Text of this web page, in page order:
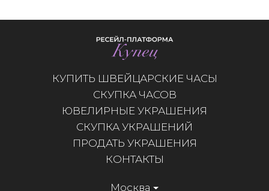
КУПИТЬ ШВЕЙЦАРСКИЕ ЧАСЫ
СКУПКА ЧАСОВ
ЮВЕЛИРНЫЕ УКРАШЕНИЯ
СКУПКА УКРАШЕНИЙ
ПРОДАТЬ УКРАШЕНИЯ
КОНТАКТЫ
Москва